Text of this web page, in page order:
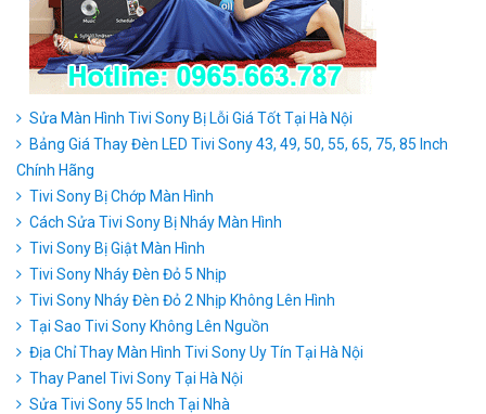
Sửa Màn Hình Tivi Sony Bị Lỗi Giá Tốt Tại Hà Nội
Bảng Giá Thay Đèn LED Tivi Sony 43, 49, 50, 55, 65, 75, 85 Inch
Chính Hãng
Tivi Sony Bị Chớp Màn Hình
Cách Sửa Tivi Sony Bị Nháy Màn Hình
Tivi Sony Bị Giật Màn Hình
Tivi Sony Nháy Đèn Đỏ 5 Nhịp
Tivi Sony Nháy Đèn Đỏ 2 Nhịp Không Lên Hình
Tại Sao Tivi Sony Không Lên Nguồn
Địa Chỉ Thay Màn Hình Tivi Sony Uy Tín Tại Hà Nội
Thay Panel Tivi Sony Tại Hà Nội
Sửa Tivi Sony 55 Inch Tại Nhà